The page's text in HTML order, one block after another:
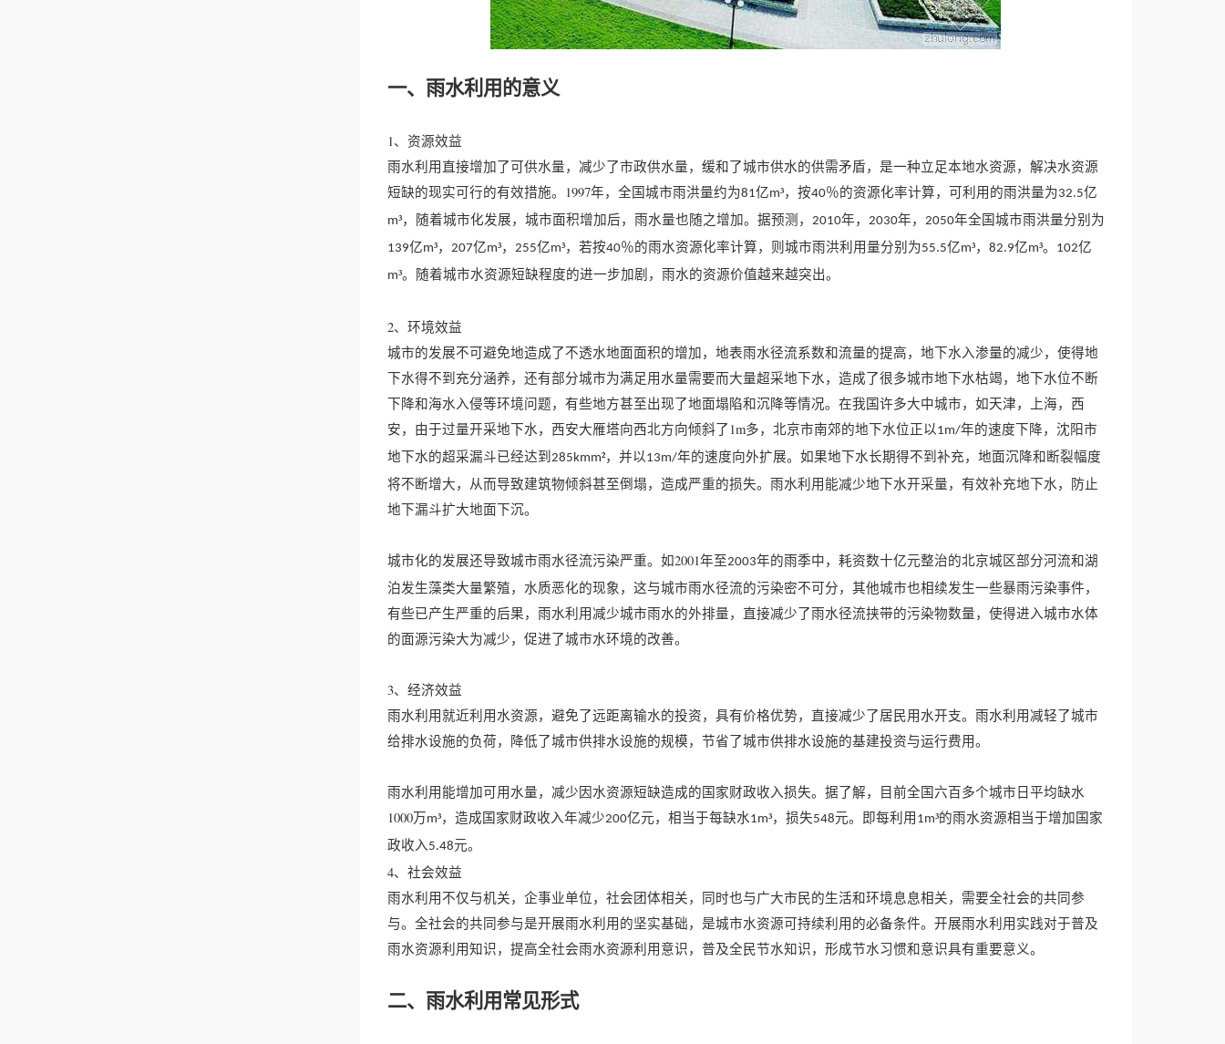
一、雨水利用的意义
1、资源效益
雨水利用直接增加了可供水量，减少了市政供水量，缓和了城市供水的供需矛盾，是一种立足本地水资源，解决水资源
短缺的现实可行的有效措施。1997年，全国城市雨洪量约为81亿m³，按40％的资源化率计算，可利用的雨洪量为32.5亿
m³，随着城市化发展，城市面积增加后，雨水量也随之增加。据预测， 2010年， 2030年， 2050年全国城市雨洪量分别为
139亿m³， 207亿m³， 255亿m³，若按40％的雨水资源化率计算，则城市雨洪利用量分别为55.5亿m³， 82.9亿m³。 102亿
m³。随着城市水资源短缺程度的进一步加剧，雨水的资源价值越来越突出。
2、环境效益
城市的发展不可避免地造成了不透水地面面积的增加，地表雨水径流系数和流量的提高，地下水入渗量的减少，使得地
下水得不到充分涵养，还有部分城市为满足用水量需要而大量超采地下水，造成了很多城市地下水枯竭，地下水位不断
下降和海水入侵等环境问题，有些地方甚至出现了地面塌陷和沉降等情况。在我国许多大中城市，如天津，上海，西
安，由于过量开采地下水，西安大雁塔向西北方向倾斜了1m多，北京市南郊的地下水位正以1m/年的速度下降，沈阳市
地下水的超采漏斗已经达到285kmm²，并以13m/年的速度向外扩展。如果地下水长期得不到补充，地面沉降和断裂幅度
将不断增大，从而导致建筑物倾斜甚至倒塌，造成严重的损失。雨水利用能减少地下水开采量，有效补充地下水，防止
地下漏斗扩大地面下沉。
城市化的发展还导致城市雨水径流污染严重。如2001年至2003年的雨季中，耗资数十亿元整治的北京城区部分河流和湖
泊发生藻类大量繁殖，水质恶化的现象，这与城市雨水径流的污染密不可分，其他城市也相续发生一些暴雨污染事件，
有些已产生严重的后果，雨水利用减少城市雨水的外排量，直接减少了雨水径流挟带的污染物数量，使得进入城市水体
的面源污染大为减少，促进了城市水环境的改善。
3、经济效益
雨水利用就近利用水资源，避免了远距离输水的投资，具有价格优势，直接减少了居民用水开支。雨水利用减轻了城市
给排水设施的负荷，降低了城市供排水设施的规模，节省了城市供排水设施的基建投资与运行费用。
雨水利用能增加可用水量，减少因水资源短缺造成的国家财政收入损失。据了解，目前全国六百多个城市日平均缺水
1000万m³，造成国家财政收入年减少200亿元，相当于每缺水1m³，损失548元。即每利用 1m³的雨水资源相当于增加国家
政收入5.48元。
4、社会效益
雨水利用不仅与机关，企事业单位，社会团体相关，同时也与广大市民的生活和环境息息相关，需要全社会的共同参
与。全社会的共同参与是开展雨水利用的坚实基础，是城市水资源可持续利用的必备条件。开展雨水利用实践对于普及
雨水资源利用知识，提高全社会雨水资源利用意识，普及全民节水知识，形成节水习惯和意识具有重要意义。
二、雨水利用常见形式